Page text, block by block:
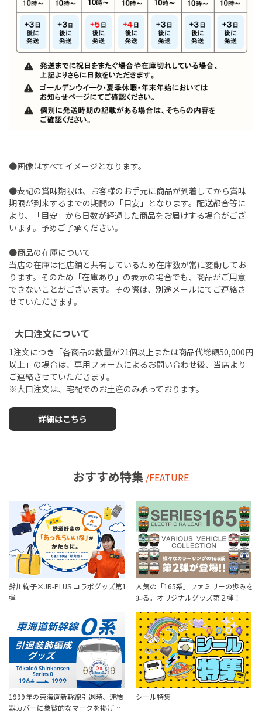
●画像はすべてイメージとなります。
●表記の賞味期限は、お客様のお手元に商品が到着してから賞味
期限が到来するまでの期間の「目安」となります。配送都合等に
より、「目安」から日数が経過した商品をお届けする場合がござ
います。予めご了承ください。
●商品の在庫について
当店の在庫は他店舗と共有しているため在庫数が常に変動してお
ります。そのため「在庫あり」の表示の場合でも、商品がご用意
できないことがございます。その際は、別途メールにてご連絡さ
せていただきます。
大口注文について
1注文につき「各商品の数量が21個以上または商品代総額50,000円
以上」の場合は、専用フォームによるお問い合わせ後、当店より
ご連絡させていただきます。
※大口注文は、宅配でのお土産のみ承っております。
詳細はこちら
おすすめ特集 /FEATURE
鈴川絢子×JR-PLUS コラボグッズ第1
弾
人気の「165系」ファミリーの歩みを
辿る。オリジナルグッズ第２弾！
1999年の東海道新幹線引退時、連結
器カバーに象徴的なマークを掲げ…
シール特集